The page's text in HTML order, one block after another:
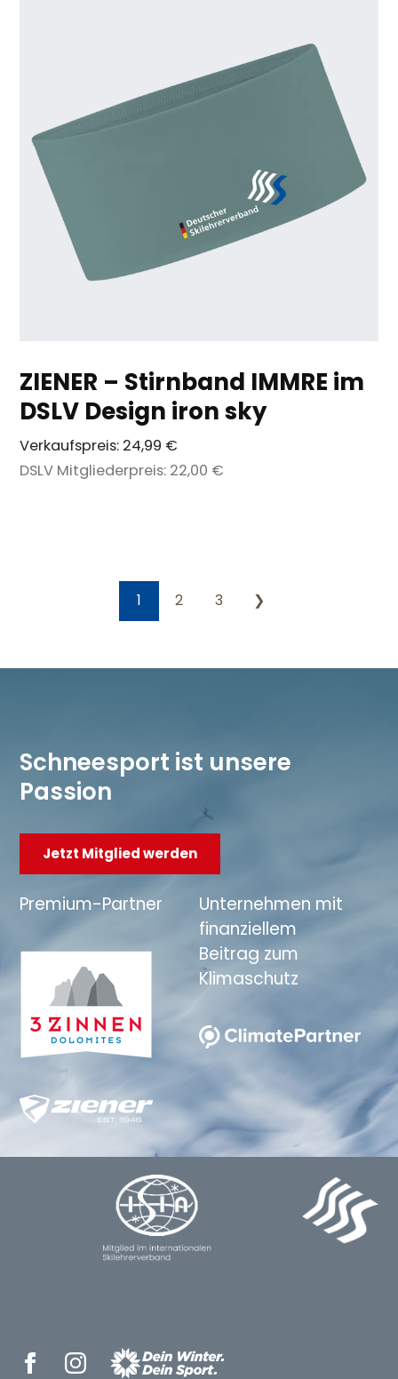
ZIENER – Stirnband IMMRE im
DSLV Design iron sky
Verkaufspreis: 24,99 €
DSLV Mitgliederpreis: 22,00 €
1 2 3 ❯
Schneesport ist unsere
Passion
Jetzt Mitglied werden
Premium-Partner
Unternehmen mit
finanziellem
Beitrag zum
Klimaschutz